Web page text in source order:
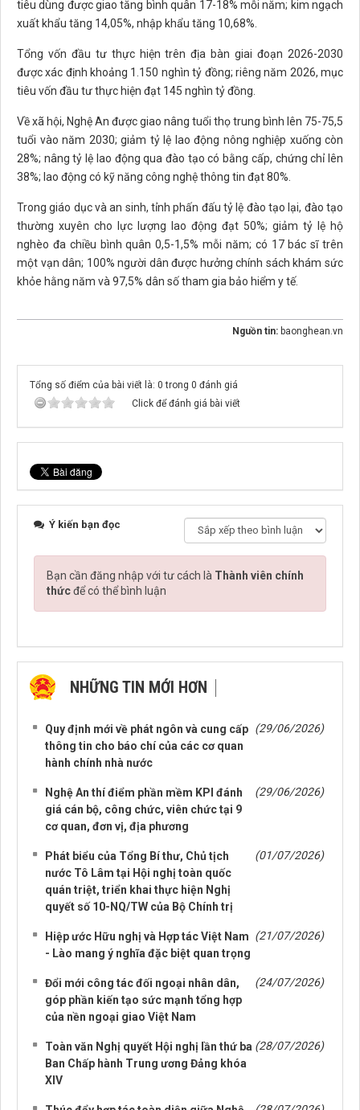
tiêu dùng được giao tăng bình quân 17-18% mỗi năm; kim ngạch
xuất khẩu tăng 14,05%, nhập khẩu tăng 10,68%.
Tổng vốn đầu tư thực hiện trên địa bàn giai đoạn 2026-2030
được xác định khoảng 1.150 nghìn tỷ đồng; riêng năm 2026, mục
tiêu vốn đầu tư thực hiện đạt 145 nghìn tỷ đồng.
Về xã hội, Nghệ An được giao nâng tuổi thọ trung bình lên 75-75,5
tuổi vào năm 2030; giảm tỷ lệ lao động nông nghiệp xuống còn
28%; nâng tỷ lệ lao động qua đào tạo có bằng cấp, chứng chỉ lên
38%; lao động có kỹ năng công nghệ thông tin đạt 80%.
Trong giáo dục và an sinh, tỉnh phấn đấu tỷ lệ đào tạo lại, đào tạo
thường xuyên cho lực lượng lao động đạt 50%; giảm tỷ lệ hộ
nghèo đa chiều bình quân 0,5-1,5% mỗi năm; có 17 bác sĩ trên
một vạn dân; 100% người dân được hưởng chính sách khám sức
khỏe hằng năm và 97,5% dân số tham gia bảo hiểm y tế.
Nguồn tin: baonghean.vn
Tổng số điểm của bài viết là: 0 trong 0 đánh giá
Click để đánh giá bài viết
Ý kiến bạn đọc
Bạn cần đăng nhập với tư cách là Thành viên chính
thứcđể có thể bình luận
NHỮNG TIN MỚI HƠN
Quy định mới về phát ngôn và cung cấp
thông tin cho báo chí của các cơ quan
hành chính nhà nước
(29/06/2026)
Nghệ An thí điểm phần mềm KPI đánh
giá cán bộ, công chức, viên chức tại 9
cơ quan, đơn vị, địa phương
(29/06/2026)
Phát biểu của Tổng Bí thư, Chủ tịch
nước Tô Lâm tại Hội nghị toàn quốc
quán triệt, triển khai thực hiện Nghị
quyết số 10-NQ/TW của Bộ Chính trị
(01/07/2026)
Hiệp ước Hữu nghị và Hợp tác Việt Nam
- Lào mang ý nghĩa đặc biệt quan trọng
(21/07/2026)
Đổi mới công tác đối ngoại nhân dân,
góp phần kiến tạo sức mạnh tổng hợp
của nền ngoại giao Việt Nam
(24/07/2026)
Toàn văn Nghị quyết Hội nghị lần thứ ba
Ban Chấp hành Trung ương Đảng khóa
XIV
(28/07/2026)